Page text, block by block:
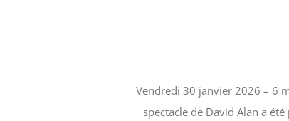
Vendredi 30 janvier 2026 – 6
spectacle de David Alan a